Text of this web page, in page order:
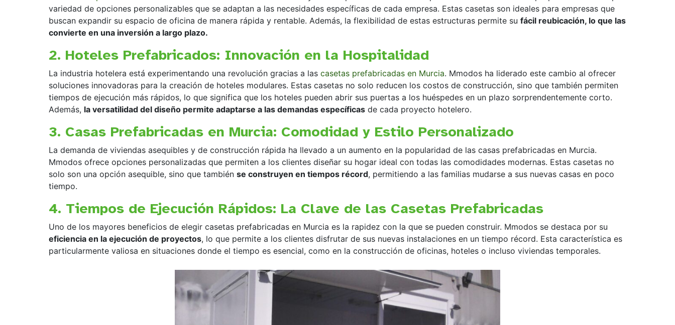
variedad de opciones personalizables que se adaptan a las necesidades específicas de cada empresa. Estas casetas son ideales para empresas que
buscan expandir su espacio de oficina de manera rápida y rentable. Además, la flexibilidad de estas estructuras permite su fácil reubicación, lo que las
convierte en una inversión a largo plazo.
2. Hoteles Prefabricados: Innovación en la Hospitalidad
La industria hotelera está experimentando una revolución gracias a las casetas prefabricadas en Murcia. Mmodos ha liderado este cambio al ofrecer
soluciones innovadoras para la creación de hoteles modulares. Estas casetas no solo reducen los costos de construcción, sino que también permiten
tiempos de ejecución más rápidos, lo que significa que los hoteles pueden abrir sus puertas a los huéspedes en un plazo sorprendentemente corto.
Además, la versatilidad del diseño permite adaptarse a las demandas específicas de cada proyecto hotelero.
3. Casas Prefabricadas en Murcia: Comodidad y Estilo Personalizado
La demanda de viviendas asequibles y de construcción rápida ha llevado a un aumento en la popularidad de las casas prefabricadas en Murcia.
Mmodos ofrece opciones personalizadas que permiten a los clientes diseñar su hogar ideal con todas las comodidades modernas. Estas casetas no
solo son una opción asequible, sino que también se construyen en tiempos récord, permitiendo a las familias mudarse a sus nuevas casas en poco
tiempo.
4. Tiempos de Ejecución Rápidos: La Clave de las Casetas Prefabricadas
Uno de los mayores beneficios de elegir casetas prefabricadas en Murcia es la rapidez con la que se pueden construir. Mmodos se destaca por su
eficiencia en la ejecución de proyectos, lo que permite a los clientes disfrutar de sus nuevas instalaciones en un tiempo récord. Esta característica es
particularmente valiosa en situaciones donde el tiempo es esencial, como en la construcción de oficinas, hoteles o incluso viviendas temporales.